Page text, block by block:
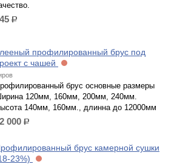
р.
профилированный брус под
с чашей
брус основные размеры
120мм, 160мм, 200мм, 240мм.
140мм, 160мм., длинна до 12000мм
000 р.
брус камерной сушки
23%)